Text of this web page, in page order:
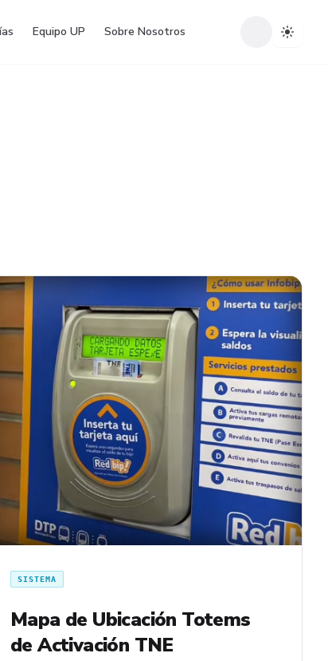
Equipo UP Sobre Nosotros
SISTEMA
Mapa de Ubicación Totems
de Activación TNE